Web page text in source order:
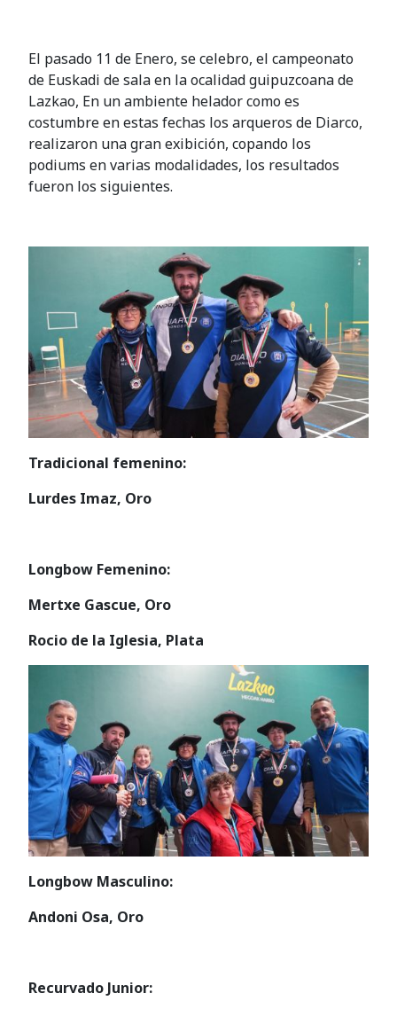
El pasado 11 de Enero, se celebro, el campeonato
de Euskadi de sala en la ocalidad guipuzcoana de
Lazkao, En un ambiente helador como es
costumbre en estas fechas los arqueros de Diarco,
realizaron una gran exibición, copando los
podiums en varias modalidades, los resultados
fueron los siguientes.
Tradicional femenino:
Lurdes Imaz, Oro
Longbow Femenino:
Mertxe Gascue, Oro
Rocio de la Iglesia, Plata
Longbow Masculino:
Andoni Osa, Oro
Recurvado Junior: